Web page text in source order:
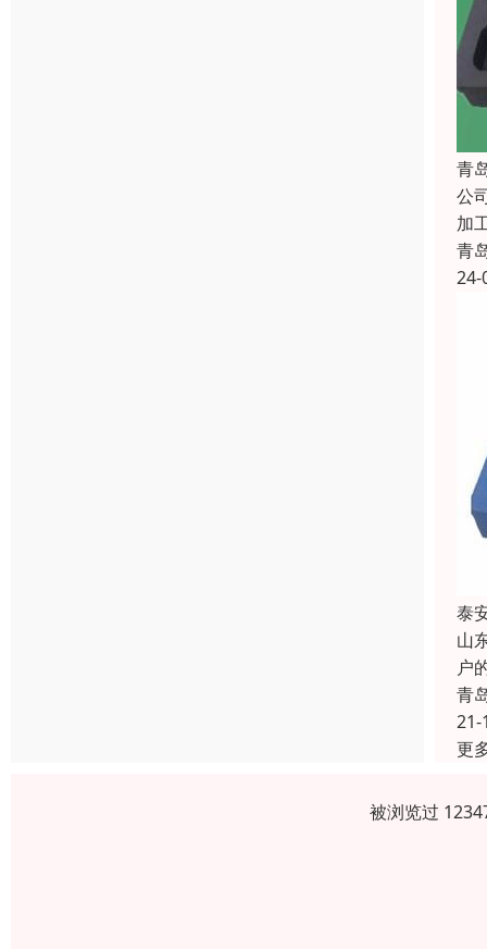
青
公
加
青
24-
泰
山
户
青
21-
更
被浏览过